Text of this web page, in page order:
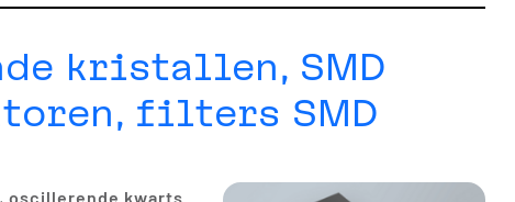
kristallen, SMD
filters SMD
oscillerende kwarts